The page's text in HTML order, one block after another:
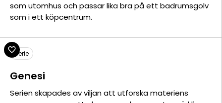
som utomhus och passar lika bra på ett badrumsgolv
som i ett köpcentrum.
Serie
Genesi
Serien skapades av viljan att utforska materiens